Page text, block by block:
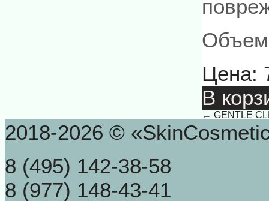
Цена:
В
← GENTLE
2018-2026 ©
8 (495) 142-38-58
8 (977) 148-43-41